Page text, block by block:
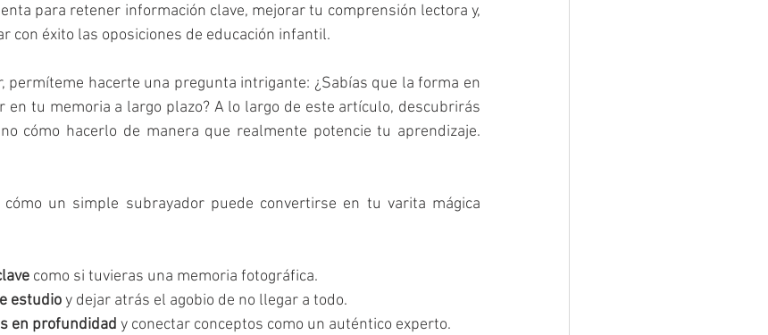
para retener información clave, mejorar tu comprensión lectora y,
con éxito las oposiciones de educación infantil.
permíteme hacerte una pregunta intrigante: ¿Sabías que la forma en
en tu memoria a largo plazo? A lo largo de este artículo, descubrirás
cómo hacerlo de manera que realmente potencie tu aprendizaje.
un simple subrayador puede convertirse en tu varita mágica
como si tuvieras una memoria fotográfica.
estudio y dejar atrás el agobio de no llegar a todo.
en profundidad y conectar conceptos como un auténtico experto.